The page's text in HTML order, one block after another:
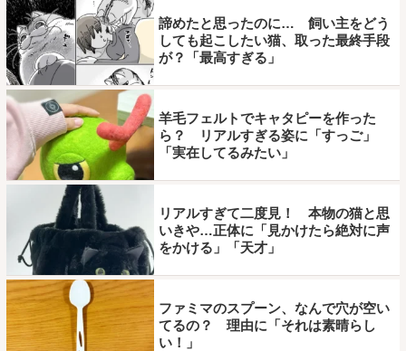
諦めたと思ったのに… 飼い主をどう
しても起こしたい猫、取った最終手段
が？「最高すぎる」
羊毛フェルトでキャタピーを作った
ら？ リアルすぎる姿に「すっご」
「実在してるみたい」
リアルすぎて二度見！ 本物の猫と思
いきや…正体に「見かけたら絶対に声
をかける」「天才」
ファミマのスプーン、なんで穴が空い
てるの？ 理由に「それは素晴らし
い！」